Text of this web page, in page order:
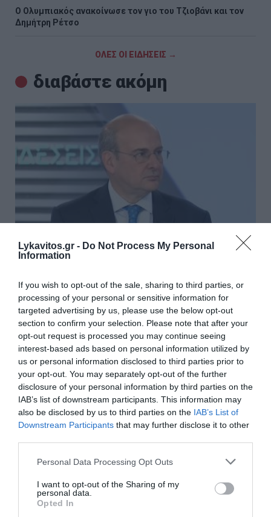
Lykavitos.gr - Do Not Process My Personal
Information
If you wish to opt-out of the sale, sharing to third parties, or
processing of your personal or sensitive information for
targeted advertising by us, please use the below opt-out
section to confirm your selection. Please note that after your
opt-out request is processed you may continue seeing
interest-based ads based on personal information utilized by
us or personal information disclosed to third parties prior to
your opt-out. You may separately opt-out of the further
disclosure of your personal information by third parties on the
IAB’s list of downstream participants. This information may
also be disclosed by us to third parties on the IAB’s List of
Downstream Participants that may further disclose it to other
Please note that this website/app uses one or more Google
not limited to your visit or usage behaviour. You may click to
grant or deny consent to Google and its third-party tags to
use your data for below specified purposes in below Google
Personal Data Processing Opt Outs
I want to opt-out of the Sharing of my
personal data.
Opted In
O Ολυμπιακός ανακοίνωσε τον γιο του Τζιοβάνι και τον
Δημήτρη Ρέτσο
ΟΛΕΣ ΟΙ ΕΙΔΗΣΕΙΣ →
διαβάστε ακόμη
Χατζηδάκης: «Ό,τι δεν αναρτάται δεν ισχύει» -
Υποχρεωτική ανάρτηση όλων των εγκυκλίων
στο Δημόσιο
Από την 1η Οκτωβρίου 2026 τίθεται σε εφαρμογή μια
σημαντική αλλαγή στη λειτουργία της Δημόσιας
Διοίκησης, καθώς οι εγκύκλιοι των δημόσιων φορέων
που δεν θα αναρτώνται στις επίσημες...
07 Αυγούστου 2026